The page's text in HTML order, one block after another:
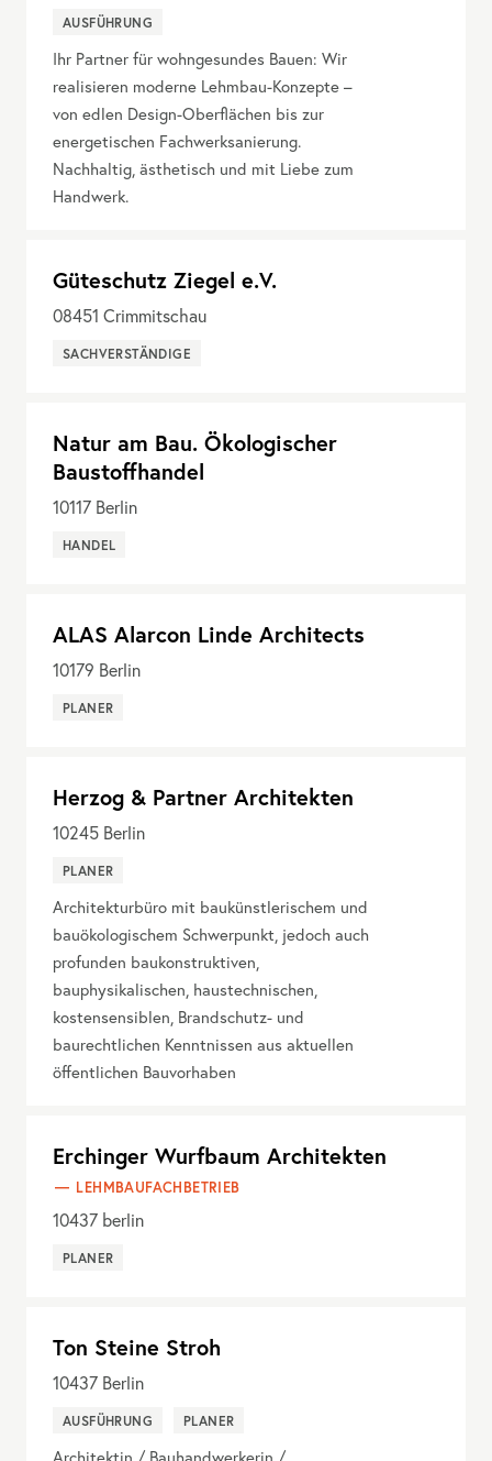
AUSFÜHRUNG
Ihr Partner für wohngesundes Bauen: Wir
realisieren moderne Lehmbau-Konzepte –
von edlen Design-Oberflächen bis zur
energetischen Fachwerksanierung.
Nachhaltig, ästhetisch und mit Liebe zum
Handwerk.
Güteschutz Ziegel e.V.
08451 Crimmitschau
SACHVERSTÄNDIGE
Natur am Bau. Ökologischer
Baustoffhandel
10117 Berlin
HANDEL
ALAS Alarcon Linde Architects
10179 Berlin
PLANER
Herzog & Partner Architekten
10245 Berlin
PLANER
Architekturbüro mit baukünstlerischem und
bauökologischem Schwerpunkt, jedoch auch
profunden baukonstruktiven,
bauphysikalischen, haustechnischen,
kostensensiblen, Brandschutz- und
baurechtlichen Kenntnissen aus aktuellen
öffentlichen Bauvorhaben
Erchinger Wurfbaum Architekten
LEHMBAUFACHBETRIEB
10437 berlin
PLANER
Ton Steine Stroh
10437 Berlin
AUSFÜHRUNG PLANER